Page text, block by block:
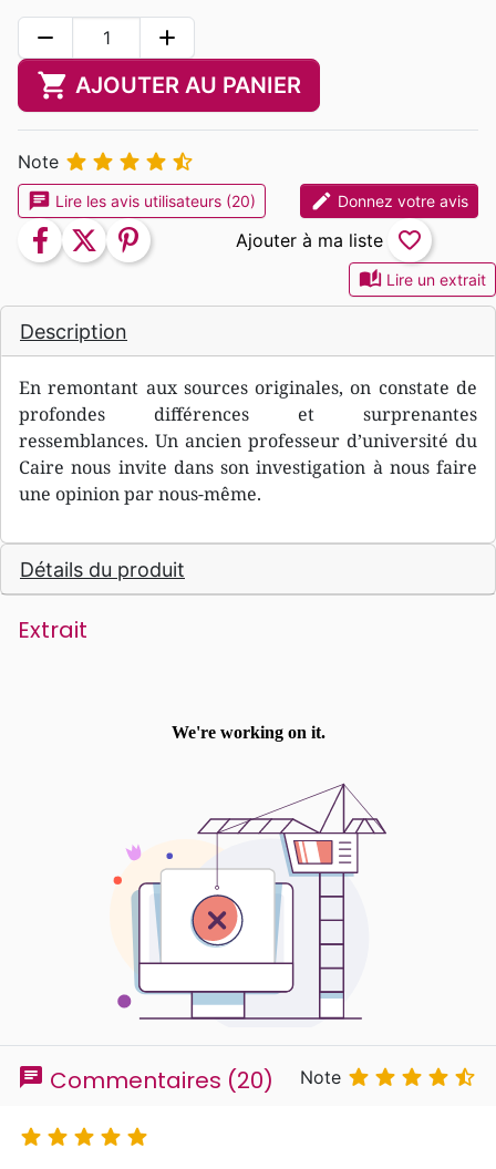
auto_stories Lire un extrait
Description
En remontant aux sources originales, on constate de
profondes différences et surprenantes
ressemblances. Un ancien professeur d’université du
Caire nous invite dans son investigation à nous faire
une opinion par nous-même.
Détails du produit
Extrait
remove add
shopping_cart AJOUTER AU PANIER
Note     
chat Lire les avis utilisateurs (20) edit Donnez votre avis
facebook twitter pinterest favorite_border
chat Commentaires (20) Note     
    